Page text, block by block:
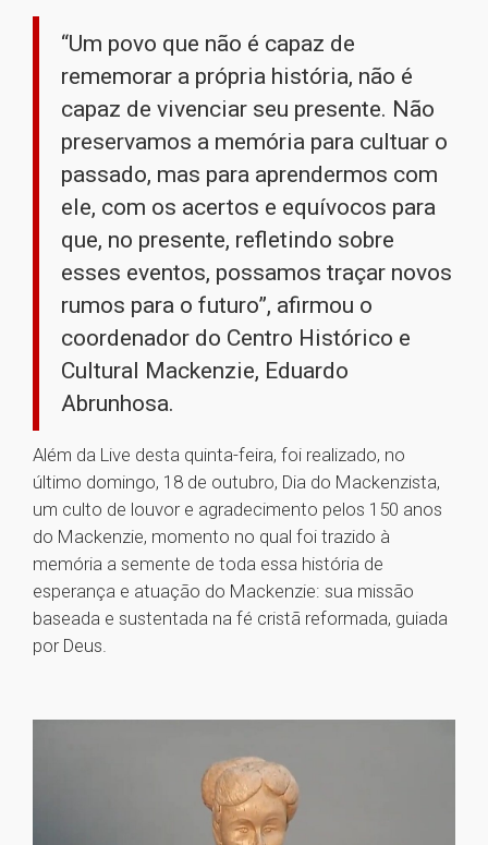
“Um povo que não é capaz de
rememorar a própria história, não é
capaz de vivenciar seu presente. Não
preservamos a memória para cultuar o
passado, mas para aprendermos com
ele, com os acertos e equívocos para
que, no presente, refletindo sobre
esses eventos, possamos traçar novos
rumos para o futuro”, afirmou o
coordenador do Centro Histórico e
Cultural Mackenzie, Eduardo
Abrunhosa.
Além da Live desta quinta-feira, foi realizado, no
último domingo, 18 de outubro, Dia do Mackenzista,
um culto de louvor e agradecimento pelos 150 anos
do Mackenzie, momento no qual foi trazido à
memória a semente de toda essa história de
esperança e atuação do Mackenzie: sua missão
baseada e sustentada na fé cristã reformada, guiada
por Deus.